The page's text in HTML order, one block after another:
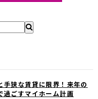
手狭な賃貸に限界！来年の
過ごすマイホーム計画